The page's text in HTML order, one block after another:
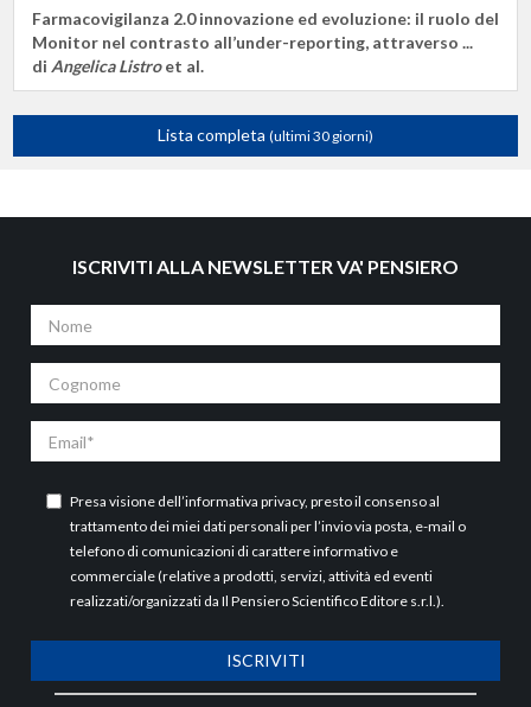
Farmacovigilanza 2.0 innovazione ed evoluzione: il ruolo del
Monitor nel contrasto all’under-reporting, attraverso ...
di Angelica Listroet al.
Lista completa (ultimi 30 giorni)
ISCRIVITI ALLA NEWSLETTER VA' PENSIERO
Presa visione dell’informativa privacy, presto il consenso al
trattamento dei miei dati personali per l’invio via posta, e-mail o
telefono di comunicazioni di carattere informativo e
commerciale (relative a prodotti, servizi, attività ed eventi
realizzati/organizzati da Il Pensiero Scientifico Editore s.r.l.).
ISCRIVITI